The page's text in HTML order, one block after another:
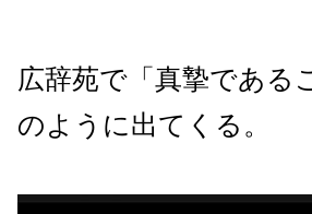
広辞苑で「真摯である
のように出てくる。